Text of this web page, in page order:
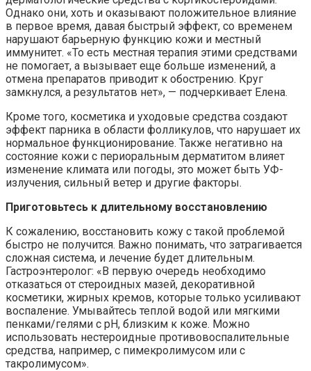
Однако они, хоть и оказывают положительное влияние
в первое время, давая быстрый эффект, со временем
нарушают барьерную функцию кожи и местный
иммунитет. «То есть местная терапия этими средствами
не помогает, а вызывает еще больше изменений, а
отмена препаратов приводит к обострению. Круг
замкнулся, а результатов нет», — подчеркивает Елена.
Кроме того, косметика и уходовые средства создают
эффект парника в области фолликулов, что нарушает их
нормальное функционирование. Также негативно на
состояние кожи с периоральным дерматитом влияет
изменение климата или погоды, это может быть УФ-
излучения, сильный ветер и другие факторы.
Приготовьтесь к длительному восстановлению
К сожалению, восстановить кожу с такой проблемой
быстро не получится. Важно понимать, что затрагивается
сложная система, и лечение будет длительным.
Гастроэнтеролог: «В первую очередь необходимо
отказаться от стероидных мазей, декоративной
косметики, жирных кремов, которые только усиливают
воспаление. Умывайтесь теплой водой или мягкими
пенками/гелями с pH, близким к коже. Можно
использовать нестероидные противовоспалительные
средства, например, с пимекролимусом или с
такролимусом».